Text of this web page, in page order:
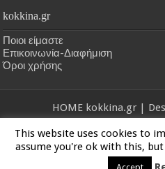
kokkina.gr
Ποιοι είμαστε
Επικοινωνία-Διαφήμιση
Όροι χρήσης
HOME kokkina.gr |
© Copyright 2026,
This website uses cookies to
assume you're ok with this,